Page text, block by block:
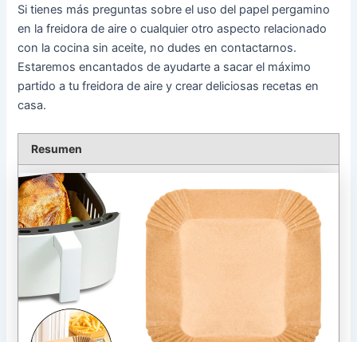
Si tienes más preguntas sobre el uso del papel pergamino
en la freidora de aire o cualquier otro aspecto relacionado
con la cocina sin aceite, no dudes en contactarnos.
Estaremos encantados de ayudarte a sacar el máximo
partido a tu freidora de aire y crear deliciosas recetas en
casa.
Resumen